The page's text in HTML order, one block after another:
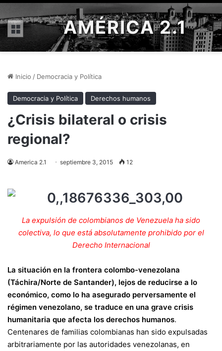
Menú AMÉRICA 2.1
Inicio / Democracia y Política
Democracia y Política Derechos humanos
¿Crisis bilateral o crisis
regional?
America 2.1 septiembre 3, 2015 12
La expulsión de colombianos de Venezuela ha sido
colectiva, lo que está absolutamente prohibido por el
Derecho Internacional
La situación en la frontera colombo-venezolana
(Táchira/Norte de Santander), lejos de reducirse a lo
económico, como lo ha asegurado perversamente el
régimen venezolano, se traduce en una grave crisis
humanitaria que afecta los derechos humanos.
Centenares de familias colombianas han sido expulsadas
arbitrariamente por las autoridades venezolanas, en